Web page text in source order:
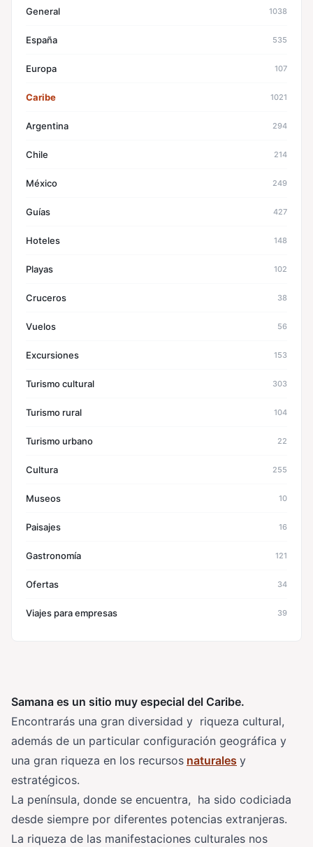
General 1038
España 535
Europa 107
Caribe 1021
Argentina 294
Chile 214
México 249
Guías 427
Hoteles 148
Playas 102
Cruceros 38
Vuelos 56
Excursiones 153
Turismo cultural 303
Turismo rural 104
Turismo urbano 22
Cultura 255
Museos 10
Paisajes 16
Gastronomía 121
Ofertas 34
Viajes para empresas 39
Samana es un sitio muy especial del Caribe.
Encontrarás una gran diversidad y riqueza cultural,
además de un particular configuración geográfica y
una gran riqueza en los recursos naturales y
estratégicos.
La península, donde se encuentra, ha sido codiciada
desde siempre por diferentes potencias extranjeras.
La riqueza de las manifestaciones culturales nos